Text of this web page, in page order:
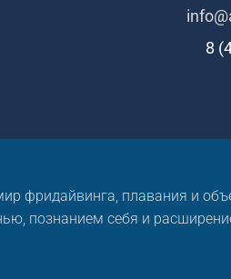
8
фридайвинга, плавания и
познанием себя и